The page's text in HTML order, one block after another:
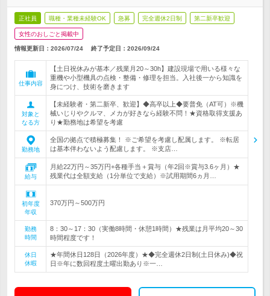
正社員 職種・業種未経験OK 急募 完全週休2日制 第二新卒歓迎
女性のおしごと掲載中
情報更新日：2026/07/24 終了予定日： 2026/09/24
仕事内容
【土日祝休みが基本／残業月20～30h】建設現場で用いる様々な
重機や小型機具の点検・整備・修理を担当。入社後一から知識を
身につけ、技術を磨きます
対象と
なる方
【未経験者・第二新卒、歓迎】◆高卒以上◆要普免（AT可）※機
械いじりやクルマ、メカが好きなら経験不問！★資格取得支援あ
り★勤務地は希望を考慮
勤務地
全国の拠点で積極募集！ ※ご希望を考慮し配属します。 ※転居
は基本伴わないよう配慮します。 ※支店…
給与
月給22万円～35万円+各種手当＋賞与（年2回※賞与3.6ヶ月）★
残業代は全額支給（1分単位で支給）※試用期間6ヵ月…
初年度
年収
370万円～500万円
勤務
時間
8：30～17：30（実働8時間・休憩1時間）★残業は月平均20～30
時間程度です！
休日
休暇
★年間休日128日（2026年度）★◆完全週休2日制(土日休み)◆祝
日※年に数回程度土曜出勤あり※一…